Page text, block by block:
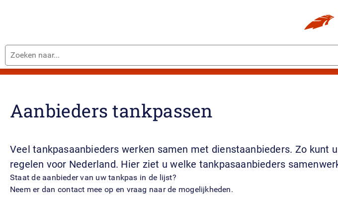
Zoeken
naar...Vrachtwagenheffing betalen
Aanbieders tankpassen
Veel tankpasaanbieders werken samen met dienstaanbieders. Zo
regelen voor Nederland. Hier ziet u welke tankpasaanbieders
Staat de aanbieder van uw tankpas in de lijst?
Neem er dan contact mee op en vraag naar de mogelijkheden.